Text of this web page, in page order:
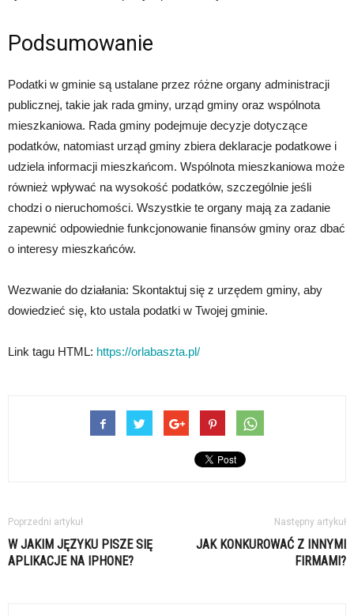
Podsumowanie
Podatki w gminie są ustalane przez różne organy administracji
publicznej, takie jak rada gminy, urząd gminy oraz wspólnota
mieszkaniowa. Rada gminy podejmuje decyzje dotyczące
podatków, natomiast urząd gminy zbiera deklaracje podatkowe i
udziela informacji mieszkańcom. Wspólnota mieszkaniowa może
również wpływać na wysokość podatków, szczególnie jeśli
chodzi o nieruchomości. Wszystkie te organy mają za zadanie
zapewnić odpowiednie funkcjonowanie finansów gminy oraz dbać
o interesy mieszkańców.
Wezwanie do działania: Skontaktuj się z urzędem gminy, aby
dowiedzieć się, kto ustala podatki w Twojej gminie.
Link tagu HTML: https://orlabaszta.pl/
Poprzedni artykuł
W JAKIM JĘZYKU PISZE SIĘ
APLIKACJE NA IPHONE?
Następny artykuł
JAK KONKUROWAĆ Z INNYMI
FIRMAMI?